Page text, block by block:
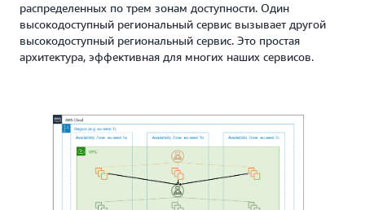
распределенных по трем зонам доступности. Один
высокодоступный региональный сервис вызывает другой
высокодоступный региональный сервис. Это простая
архитектура, эффективная для многих наших сервисов.